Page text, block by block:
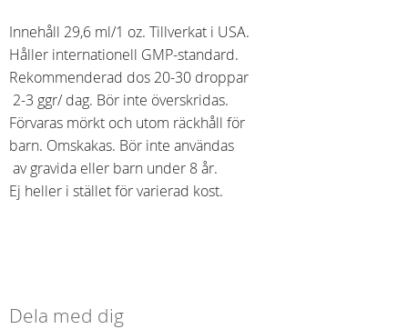
Innehåll 29,6 ml/1 oz. Tillverkat i USA.
Håller internationell GMP-standard.
Rekommenderad dos 20-30 droppar
2-3 ggr/ dag. Bör inte överskridas.
Förvaras mörkt och utom räckhåll för
barn. Omskakas. Bör inte användas
av gravida eller barn under 8 år.
Ej heller i stället för varierad kost.
Dela med dig